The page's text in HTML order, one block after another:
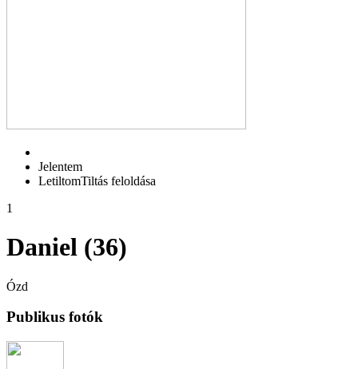
Jelentem
LetiltomTiltás feloldása
1
Daniel (36)
Ózd
Publikus fotók